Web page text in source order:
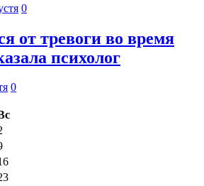
0
от тревоги во время
психолог
0